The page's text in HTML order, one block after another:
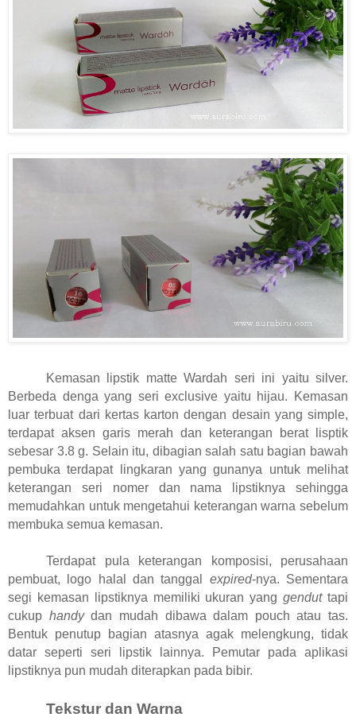
Kemasan lipstik matte Wardah seri ini yaitu silver.
Berbeda denga yang seri exclusive yaitu hijau. Kemasan
luar terbuat dari kertas karton dengan desain yang simple,
terdapat aksen garis merah dan keterangan berat lisptik
sebesar 3.8 g. Selain itu, dibagian salah satu bagian bawah
pembuka terdapat lingkaran yang gunanya untuk melihat
keterangan seri nomer dan nama lipstiknya sehingga
memudahkan untuk mengetahui keterangan warna sebelum
membuka semua kemasan.
Terdapat pula keterangan komposisi, perusahaan
pembuat, logo halal dan tanggal expired-nya. Sementara
segi kemasan lipstiknya memiliki ukuran yanggenduttapi
cukup handydan mudah dibawa dalam pouch atau tas.
Bentuk penutup bagian atasnya agak melengkung, tidak
datar seperti seri lipstik lainnya. Pemutar pada aplikasi
lipstiknya pun mudah diterapkan pada bibir.
Tekstur dan Warna